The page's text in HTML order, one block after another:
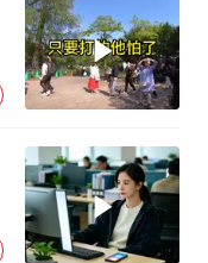
长安航空通报旅客所带充电宝自燃：航班备降武汉，无人员受伤
火“中国购”
拉面要改名了
坚持党全面领导和党中央集中统一领导